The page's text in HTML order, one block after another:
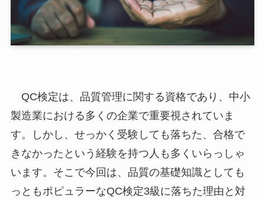
QC検定は、品質管理に関する資格であり、中小
製造業における多くの企業で重要視されていま
す。しかし、せっかく受験しても落ちた、合格で
きなかったという経験を持つ人も多くいらっしゃ
います。そこで今回は、品質の基礎知識としても
っともポピュラーなQC検定3級に落ちた理由と対